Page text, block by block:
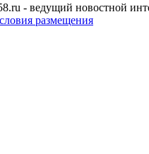
- ведущий новостной
размещения